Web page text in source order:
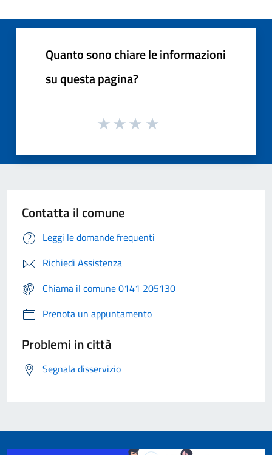
Quanto sono chiare le informazioni
su questa pagina?
Contatta il comune
Leggi le domande frequenti
Richiedi Assistenza
Chiama il comune 0141 205130
Prenota un appuntamento
Problemi in città
Segnala disservizio